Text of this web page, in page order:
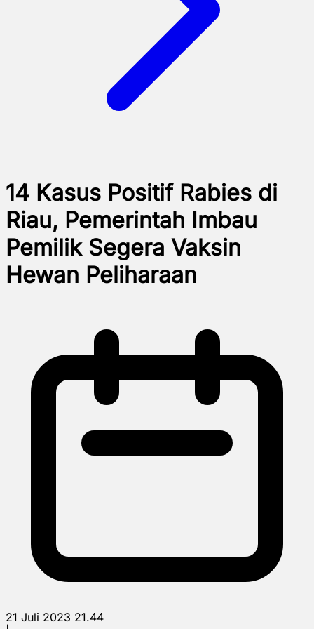
14 Kasus Positif Rabies di
Riau, Pemerintah Imbau
Pemilik Segera Vaksin
Hewan Peliharaan
21 Juli 2023 21.44